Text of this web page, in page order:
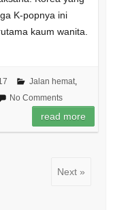
K-popnya ini
kaum wanita.
Jalan hemat,
No Comments
read more
Next »